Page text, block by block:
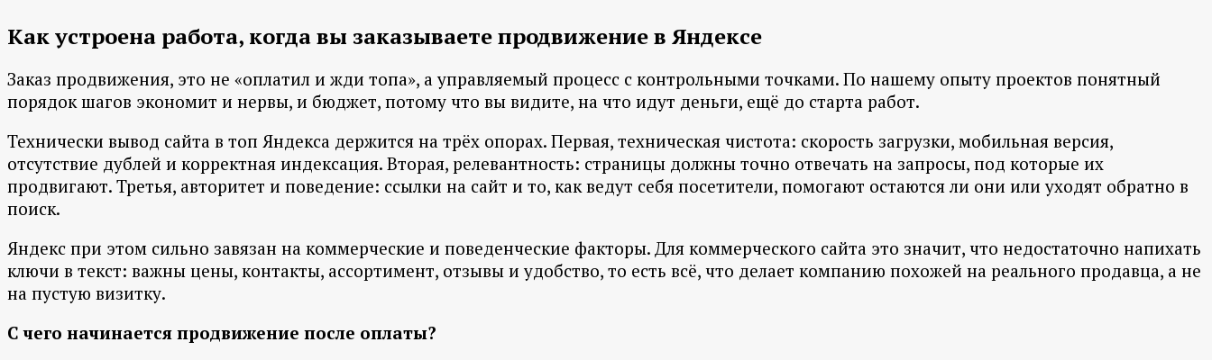
Как устроена работа, когда вы заказываете продвижение в Яндексе
Заказ продвижения, это не «оплатил и жди топа», а управляемый процесс с контрольными точками. По нашему опыту проектов понятный
порядок шагов экономит и нервы, и бюджет, потому что вы видите, на что идут деньги, ещё до старта работ.
Технически вывод сайта в топ Яндекса держится на трёх опорах. Первая, техническая чистота: скорость загрузки, мобильная версия,
отсутствие дублей и корректная индексация. Вторая, релевантность: страницы должны точно отвечать на запросы, под которые их
продвигают. Третья, авторитет и поведение: ссылки на сайт и то, как ведут себя посетители, помогают остаются ли они или уходят обратно в
поиск.
Яндекс при этом сильно завязан на коммерческие и поведенческие факторы. Для коммерческого сайта это значит, что недостаточно напихать
ключи в текст: важны цены, контакты, ассортимент, отзывы и удобство, то есть всё, что делает компанию похожей на реального продавца, а не
на пустую визитку.
С чего начинается продвижение после оплаты?